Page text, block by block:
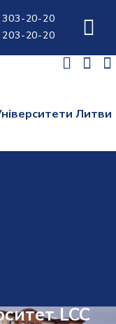
20-20
20-20
Литви
LCC